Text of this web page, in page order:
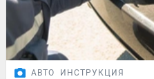
АВТО ИНСТРУКЦИЯ